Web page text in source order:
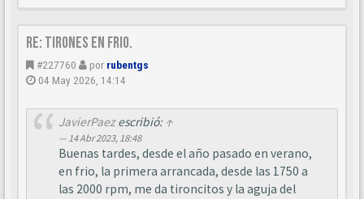
Re: Tirones en frio.
#227760 por rubentgs
04 May 2026, 14:14
JavierPaezescribió: ↑
14 Abr 2023, 18:48
Buenas tardes, desde el año pasado en verano,
en frio, la primera arrancada, desde las 1750 a
las 2000 rpm, me da tironcitos y la aguja del